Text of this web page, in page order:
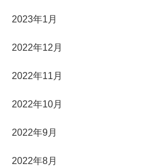
2023年1月
2022年12月
2022年11月
2022年10月
2022年9月
2022年8月